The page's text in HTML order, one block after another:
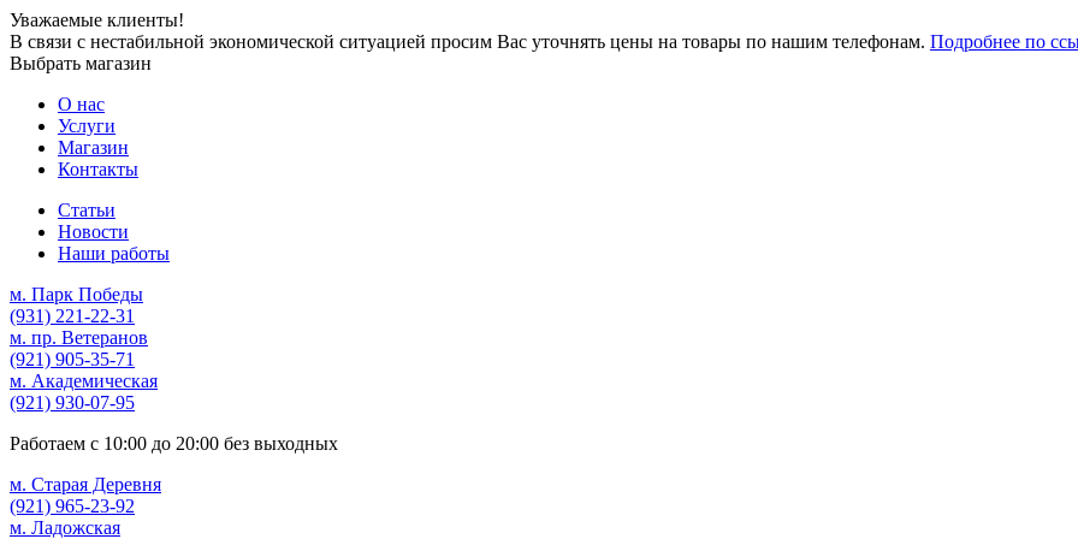
Уважаемые клиенты!
В связи с нестабильной экономической ситуацией просим Вас уточнять цены на товары по нашим телефонам. Подробнее по
Выбрать магазин
О нас
Услуги
Магазин
Контакты
Статьи
Новости
Наши работы
м. Парк Победы
(931) 221-22-31
м. пр. Ветеранов
(921) 905-35-71
м. Академическая
(921) 930-07-95
Работаем с 10:00 до 20:00 без выходных
м. Старая Деревня
(921) 965-23-92
м. Ладожская